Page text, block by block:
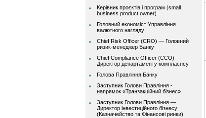
Керівник проєктів і програм (small
business product owner)
Головний економіст Управління
валютного нагляду
Chief Risk Officer (CRO) — Головний
ризик-менеджер Банку
Chief Compliance Officer (CCO) —
Директор департаменту комплаєнсу
Голова Правління Банку
Заступник Голови Правління -
напрямок «Транзакційний бізнес»
Заступник Голови Правління —
Директор інвестиційного бізнесу
(Казначейство та Фінансові ринки)